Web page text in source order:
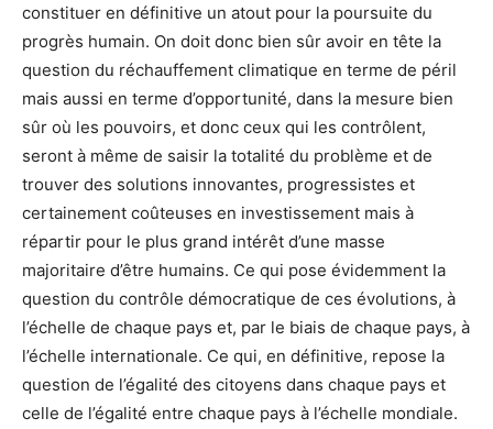
constituer en définitive un atout pour la poursuite du
progrès humain. On doit donc bien sûr avoir en tête la
question du réchauffement climatique en terme de péril
mais aussi en terme d’opportunité, dans la mesure bien
sûr où les pouvoirs, et donc ceux qui les contrôlent,
seront à même de saisir la totalité du problème et de
trouver des solutions innovantes, progressistes et
certainement coûteuses en investissement mais à
répartir pour le plus grand intérêt d’une masse
majoritaire d’être humains. Ce qui pose évidemment la
question du contrôle démocratique de ces évolutions, à
l’échelle de chaque pays et, par le biais de chaque pays, à
l’échelle internationale. Ce qui, en définitive, repose la
question de l’égalité des citoyens dans chaque pays et
celle de l’égalité entre chaque pays à l’échelle mondiale.